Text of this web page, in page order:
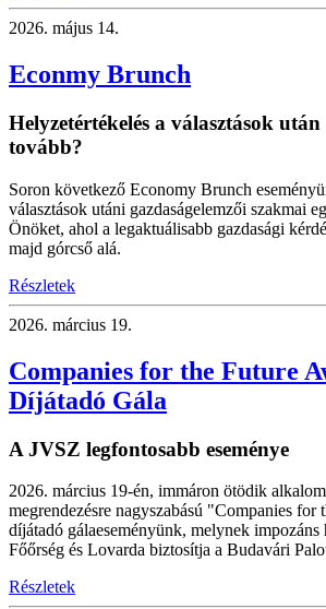
2026. május 14.
Econmy Brunch
Helyzetértékelés a választások
tovább?
Soron következő Economy Brunch
választások utáni gazdaságelemzői szakmai
Önöket, ahol a legaktuálisabb gazdasági
majd górcső alá.
Részletek
2026. március 19.
Companies for the Future
Díjátadó Gála
A JVSZ legfontosabb eseménye
2026. március 19-én, immáron ötödik
megrendezésre nagyszabású "Companies for
díjátadó gálaeseményünk, melynek impozáns
Főőrség és Lovarda biztosítja a Budavári
Részletek